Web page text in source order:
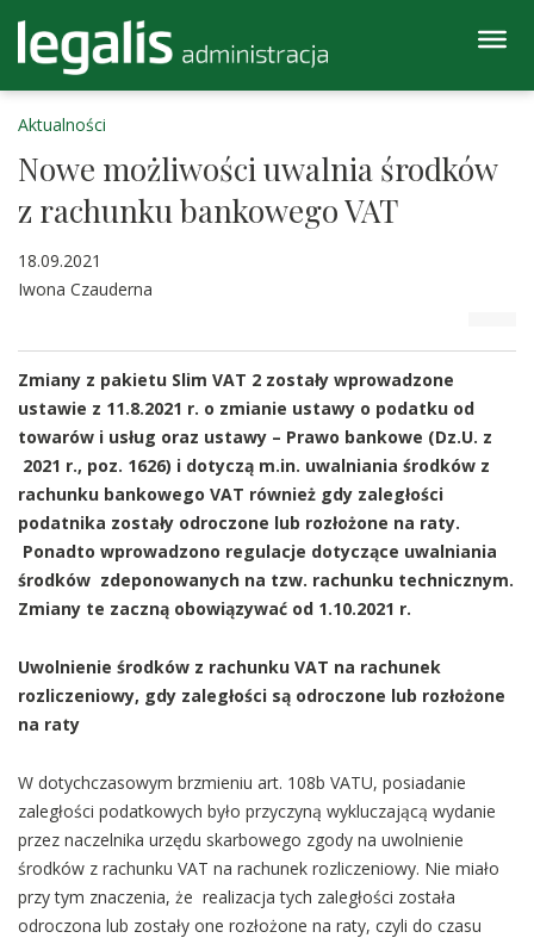
Aktualności
Nowe możliwości uwalnia środków
z rachunku bankowego VAT
18.09.2021
Iwona Czauderna
Zmiany z pakietu Slim VAT 2 zostały wprowadzone
ustawie z 11.8.2021 r. o zmianie ustawy o podatku od
towarów i usług oraz ustawy – Prawo bankowe (Dz.U. z
2021 r., poz. 1626) i dotyczą m.in. uwalniania środków z
rachunku bankowego VAT również gdy zaległości
podatnika zostały odroczone lub rozłożone na raty.
Ponadto wprowadzono regulacje dotyczące uwalniania
środków zdeponowanych na tzw. rachunku technicznym.
Zmiany te zaczną obowiązywać od 1.10.2021 r.
Uwolnienie środków z rachunku VAT na rachunek
rozliczeniowy, gdy zaległości są odroczone lub rozłożone
na raty
W dotychczasowym brzmieniu art. 108b VATU, posiadanie
zaległości podatkowych było przyczyną wykluczającą wydanie
przez naczelnika urzędu skarbowego zgody na uwolnienie
środków z rachunku VAT na rachunek rozliczeniowy. Nie miało
przy tym znaczenia, że realizacja tych zaległości została
odroczona lub zostały one rozłożone na raty, czyli do czasu